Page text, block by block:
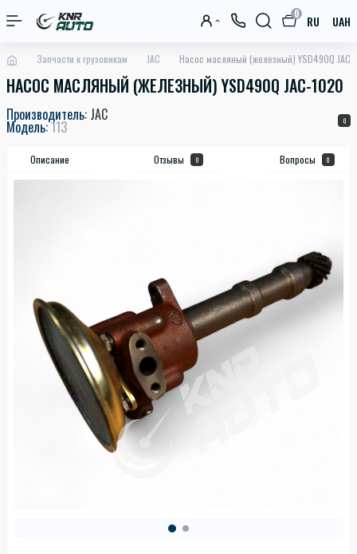
0 RU UAH
Запчасти к грузовикам JAC Насос масляный (железный) YSD490Q JAC-
НАСОС МАСЛЯНЫЙ (ЖЕЛЕЗНЫЙ) YSD490Q JAC-1020
Производитель: JAC
Модель:113 0
Описание Отзывы 0 Вопросы 0